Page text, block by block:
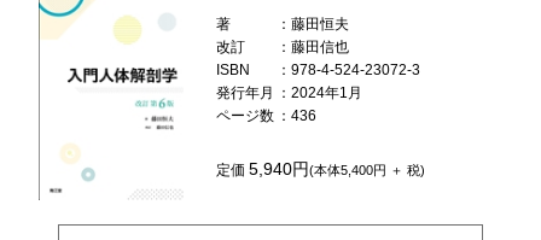
著
：藤田恒夫
改訂
：藤田信也
ISBN
：978-4-524-23072-3
発行年月
：2024年1月
ページ数 ：436
定価5,940円(本体5,400円 ＋ 税)